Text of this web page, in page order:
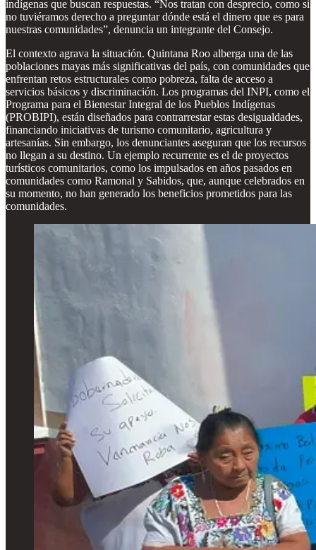
indígenas que buscan respuestas. “Nos tratan con desprecio, como si
no tuviéramos derecho a preguntar dónde está el dinero que es para
nuestras comunidades”, denuncia un integrante del Consejo.
El contexto agrava la situación. Quintana Roo alberga una de las
poblaciones mayas más significativas del país, con comunidades que
enfrentan retos estructurales como pobreza, falta de acceso a
servicios básicos y discriminación. Los programas del INPI, como el
Programa para el Bienestar Integral de los Pueblos Indígenas
(PROBIPI), están diseñados para contrarrestar estas desigualdades,
financiando iniciativas de turismo comunitario, agricultura y
artesanías. Sin embargo, los denunciantes aseguran que los recursos
no llegan a su destino. Un ejemplo recurrente es el de proyectos
turísticos comunitarios, como los impulsados en años pasados en
comunidades como Ramonal y Sabidos, que, aunque celebrados en
su momento, no han generado los beneficios prometidos para las
comunidades.